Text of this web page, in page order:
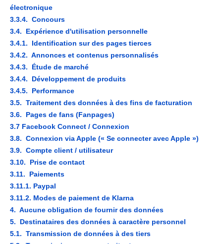
électronique
3.3.4. Concours
3.4. Expérience d'utilisation personnelle
3.4.1. Identification sur des pages tierces
3.4.2. Annonces et contenus personnalisés
3.4.3. Étude de marché
3.4.4. Développement de produits
3.4.5. Performance
3.5. Traitement des données à des fins de facturation
3.6. Pages de fans (Fanpages)
3.7 Facebook Connect / Connexion
3.8. Connexion via Apple (« Se connecter avec Apple »)
3.9. Compte client / utilisateur
3.10. Prise de contact
3.11. Paiements
3.11.1. Paypal
3.11.2. Modes de paiement de Klarna
4. Aucune obligation de fournir des données
5. Destinataires des données à caractère personnel
5.1. Transmission de données à des tiers